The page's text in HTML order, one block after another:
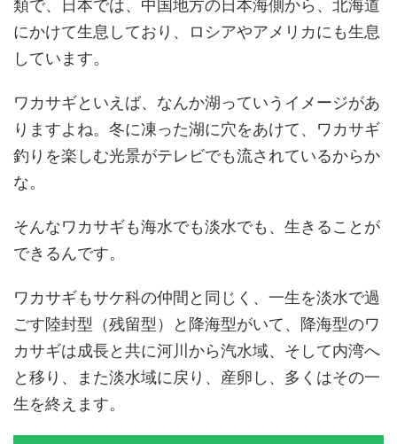
類で、日本では、中国地方の日本海側から、北海道
にかけて生息しており、ロシアやアメリカにも生息
しています。
ワカサギといえば、なんか湖っていうイメージがあ
りますよね。冬に凍った湖に穴をあけて、ワカサギ
釣りを楽しむ光景がテレビでも流されているからか
な。
そんなワカサギも海水でも淡水でも、生きることが
できるんです。
ワカサギもサケ科の仲間と同じく、一生を淡水で過
ごす陸封型（残留型）と降海型がいて、降海型のワ
カサギは成長と共に河川から汽水域、そして内湾へ
と移り、また淡水域に戻り、産卵し、多くはその一
生を終えます。